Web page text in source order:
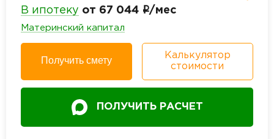
В ипотеку от 67 044 i/мес
Материнский капитал
Получить смету
Калькулятор
стоимости
ПОЛУЧИТЬ РАСЧЕТ